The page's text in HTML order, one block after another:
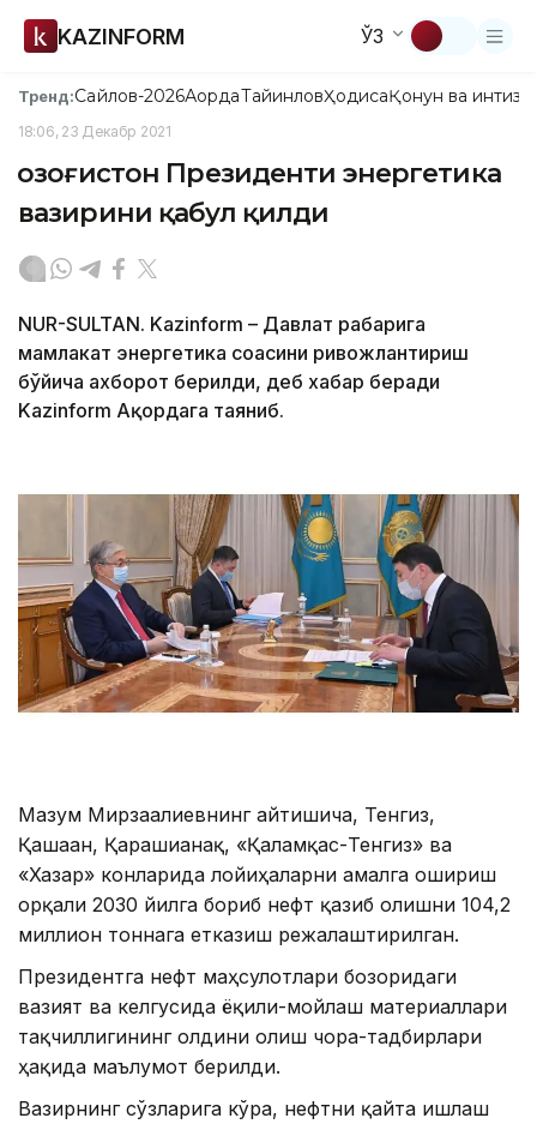
KAZINFORM ЎЗ
Тренд:Сайлов-2026АқордаТайинловҲодисаҚонун ва
18:06, 23 Декабр 2021
Қозоғистон Президенти энергетика
вазирини қабул қилди
NUR-SULTAN. Kazinform – Давлат раҳбарига
мамлакат энергетика соҳасини ривожлантириш
бўйича ахборот берилди, деб хабар беради
Kazinform Ақордага таяниб.
Мағзум Мирзағалиевнинг айтишича, Тенгиз,
Қашаған, Қарашиғанақ, «Қаламқас-Тенгиз» ва
«Хазар» конларида лойиҳаларни амалга ошириш
орқали 2030 йилга бориб нефт қазиб олишни 104,2
миллион тоннага етказиш режалаштирилган.
Президентга нефт маҳсулотлари бозоридаги
вазият ва келгусида ёқилғи-мойлаш материаллари
тақчиллигининг олдини олиш чора-тадбирлари
ҳақида маълумот берилди.
Вазирнинг сўзларига кўра, нефтни қайта ишлаш